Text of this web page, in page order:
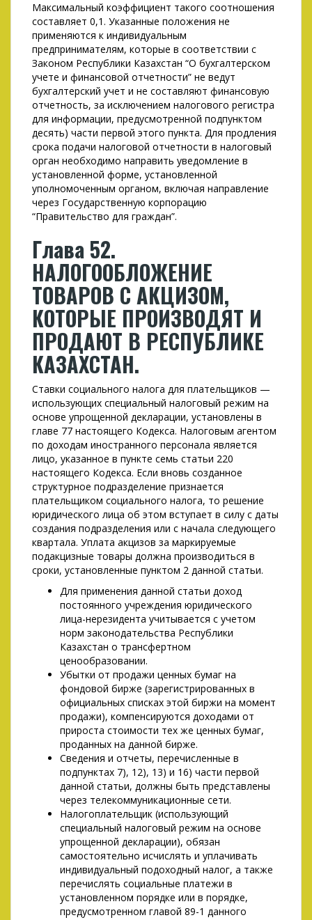
Максимальный коэффициент такого соотношения
составляет 0,1. Указанные положения не
применяются к индивидуальным
предпринимателям, которые в соответствии с
Законом Республики Казахстан “О бухгалтерском
учете и финансовой отчетности” не ведут
бухгалтерский учет и не составляют финансовую
отчетность, за исключением налогового регистра
для информации, предусмотренной подпунктом
десять) части первой этого пункта. Для продления
срока подачи налоговой отчетности в налоговый
орган необходимо направить уведомление в
установленной форме, установленной
уполномоченным органом, включая направление
через Государственную корпорацию
“Правительство для граждан”.
Глава 52.
НАЛОГООБЛОЖЕНИЕ
ТОВАРОВ С АКЦИЗОМ,
КОТОРЫЕ ПРОИЗВОДЯТ И
ПРОДАЮТ В РЕСПУБЛИКЕ
КАЗАХСТАН.
Ставки социального налога для плательщиков —
использующих специальный налоговый режим на
основе упрощенной декларации, установлены в
главе 77 настоящего Кодекса. Налоговым агентом
по доходам иностранного персонала является
лицо, указанное в пункте семь статьи 220
настоящего Кодекса. Если вновь созданное
структурное подразделение признается
плательщиком социального налога, то решение
юридического лица об этом вступает в силу с даты
создания подразделения или с начала следующего
квартала. Уплата акцизов за маркируемые
подакцизные товары должна производиться в
сроки, установленные пунктом 2 данной статьи.
Для применения данной статьи доход
постоянного учреждения юридического
лица-нерезидента учитывается с учетом
норм законодательства Республики
Казахстан о трансфертном
ценообразовании.
Убытки от продажи ценных бумаг на
фондовой бирже (зарегистрированных в
официальных списках этой биржи на момент
продажи), компенсируются доходами от
прироста стоимости тех же ценных бумаг,
проданных на данной бирже.
Сведения и отчеты, перечисленные в
подпунктах 7), 12), 13) и 16) части первой
данной статьи, должны быть представлены
через телекоммуникационные сети.
Налогоплательщик (использующий
специальный налоговый режим на основе
упрощенной декларации), обязан
самостоятельно исчислять и уплачивать
индивидуальный подоходный налог, а также
перечислять социальные платежи в
установленном порядке или в порядке,
предусмотренном главой 89-1 данного